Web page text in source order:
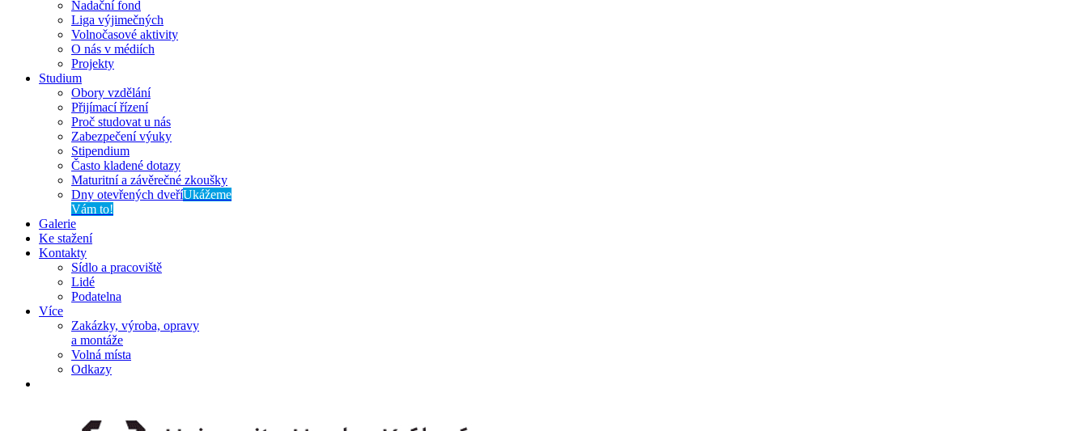
Nadační fond
Liga výjimečných
Volnočasové aktivity
O nás v médiích
Projekty
Studium
Obory vzdělání
Přijímací řízení
Proč studovat u nás
Zabezpečení výuky
Stipendium
Často kladené dotazy
Maturitní a závěrečné zkoušky
Dny otevřených dveříUkážeme
Vám to!
Galerie
Ke stažení
Kontakty
Sídlo a pracoviště
Lidé
Podatelna
Více
Zakázky, výroba, opravy
a montáže
Volná místa
Odkazy